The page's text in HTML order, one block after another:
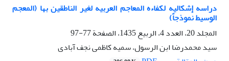
دراسه إشکالیه لکفاءه المعاجم العربیه لغیر الناطقین بها (المعجم
الوسیط نموذجاً)
المجلد 20، العدد 4، الربيع 1435، الصفحة
77-97
سید محمدرضا ابن الرسول، سمیه کاظمی نجف آبادی